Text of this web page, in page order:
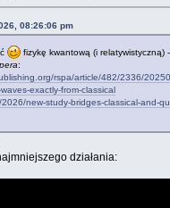
08:26:06 pm
fizykę kwantową (i relatywistyczną)
:
rspa/article/482/2336/
exactly-from-classical
new-study-bridges-classical-and-
działania: